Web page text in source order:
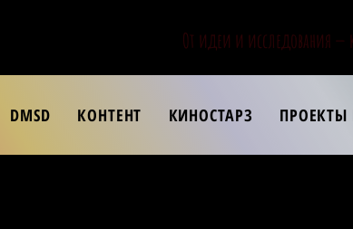
От идеи и исследования —
DMSD КОНТЕНТ КИНОСТАРЗ ПРОЕКТЫ